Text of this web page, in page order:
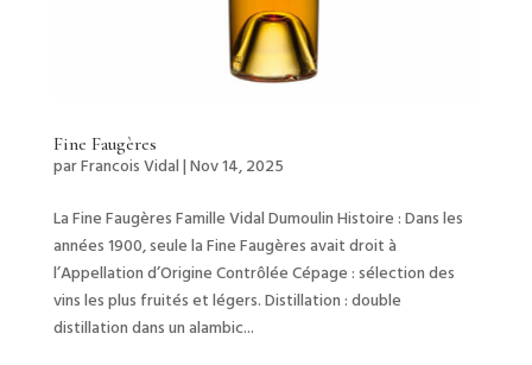
Fine Faugères
parFrancois Vidal | Nov 14, 2025
La Fine Faugères Famille Vidal Dumoulin Histoire : Dans les
années 1900, seule la Fine Faugères avait droit à
l’Appellation d’Origine Contrôlée Cépage : sélection des
vins les plus fruités et légers. Distillation : double
distillation dans un alambic...